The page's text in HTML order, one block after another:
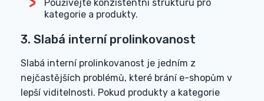
Používejte konzistentní strukturu pro
kategorie a produkty.
3. Slabá interní prolinkovanost
Slabá interní prolinkovanost je jedním z
nejčastějších problémů, které brání e-shopům v
lepší viditelnosti. Pokud produkty a kategorie